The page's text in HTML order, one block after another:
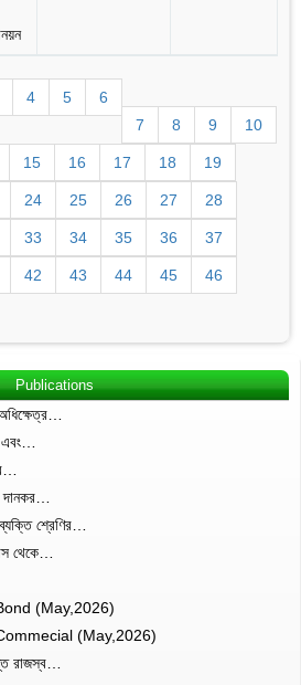
4 5
6
7
8 9 10
15 16 17 18 19
24 25 26 27 28
33 34 35 36 37
42 43 44 45 46
Publications
দানকর…
শ্রেণির…
থেকে…
(May,2026)
(May,2026)
রাজস্ব…